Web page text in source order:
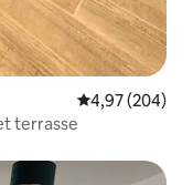
Évaluation
4,97 (204)
terrasse